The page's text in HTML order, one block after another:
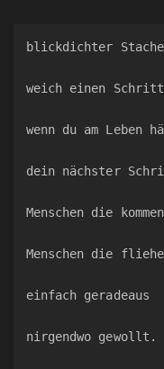
blickdichter
weich einen
wenn du am Leben
dein nächster
Menschen die kommen
Menschen die
einfach geradeaus
nirgendwo gewollt.